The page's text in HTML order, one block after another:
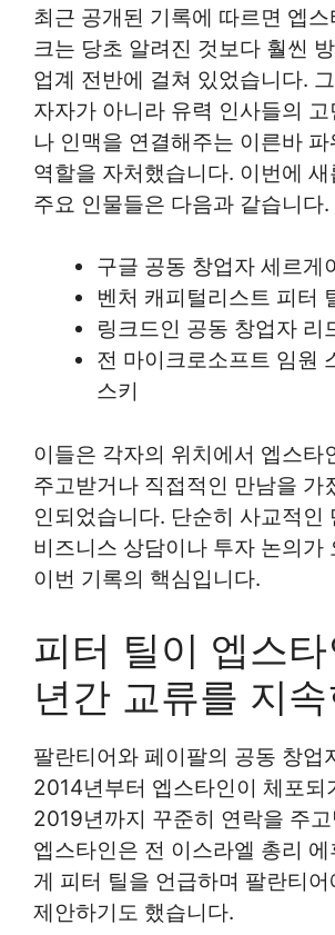
최근 공개된 기록에 따르면 엡스
크는 당초 알려진 것보다 훨씬
업계 전반에 걸쳐 있었습니다.
자자가 아니라 유력 인사들의 고
나 인맥을 연결해주는 이른바 파
역할을 자처했습니다. 이번에 새
주요 인물들은 다음과 같습니다.
구글 공동 창업자 세르게
벤처 캐피털리스트 피터
링크드인 공동 창업자 리
전 마이크로소프트 임원
스키
이들은 각자의 위치에서 엡스타
주고받거나 직접적인 만남을 가
인되었습니다. 단순히 사교적인
비즈니스 상담이나 투자 논의가
이번 기록의 핵심입니다.
피터 틸이 엡스
년간 교류를 지
팔란티어와 페이팔의 공동 창업
2014년부터 엡스타인이 체포되
2019년까지 꾸준히 연락을 주
엡스타인은 전 이스라엘 총리
게 피터 틸을 언급하며 팔란티
제안하기도 했습니다.